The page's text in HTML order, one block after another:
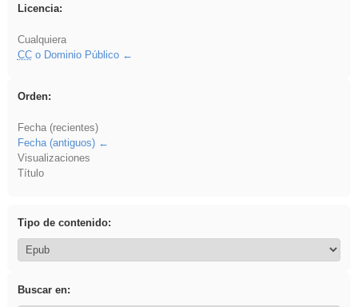
Licencia:
Cualquiera
CCo Dominio Público
Orden:
Fecha (recientes)
Fecha (antiguos)
Visualizaciones
Título
Tipo de contenido:
Buscar en: